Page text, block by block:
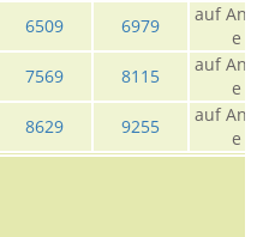
6509 6979
auf
e
7569 8115
auf
e
8629 9255
auf
e